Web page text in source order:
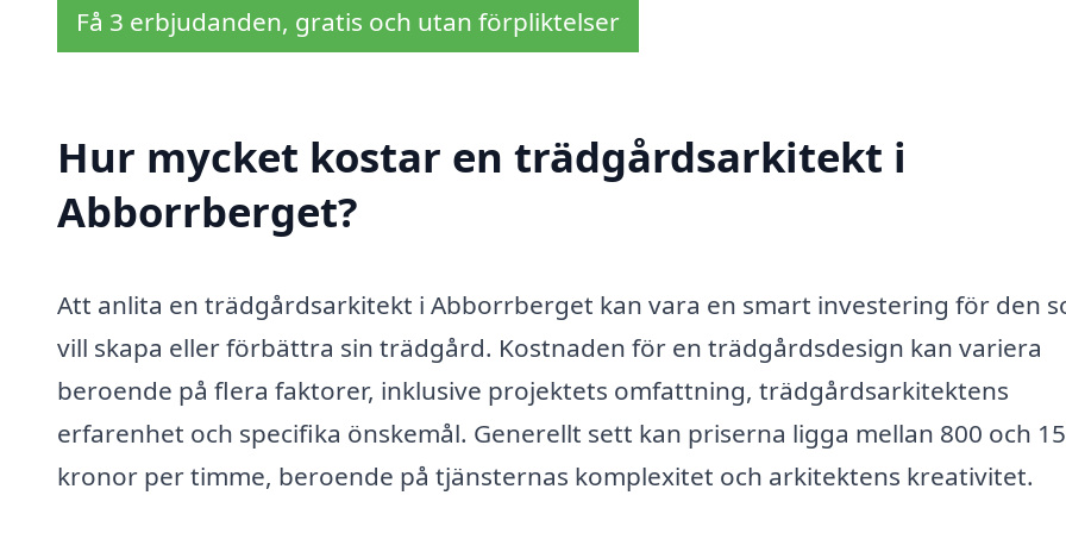
Få 3 erbjudanden, gratis och utan förpliktelser
Hur mycket kostar en trädgårdsarkitekt i
Abborrberget?
Att anlita en trädgårdsarkitekt i Abborrberget kan vara en smart investering för den
vill skapa eller förbättra sin trädgård. Kostnaden för en trädgårdsdesign kan variera
beroende på flera faktorer, inklusive projektets omfattning, trädgårdsarkitektens
erfarenhet och specifika önskemål. Generellt sett kan priserna ligga mellan 800 och
kronor per timme, beroende på tjänsternas komplexitet och arkitektens kreativitet.